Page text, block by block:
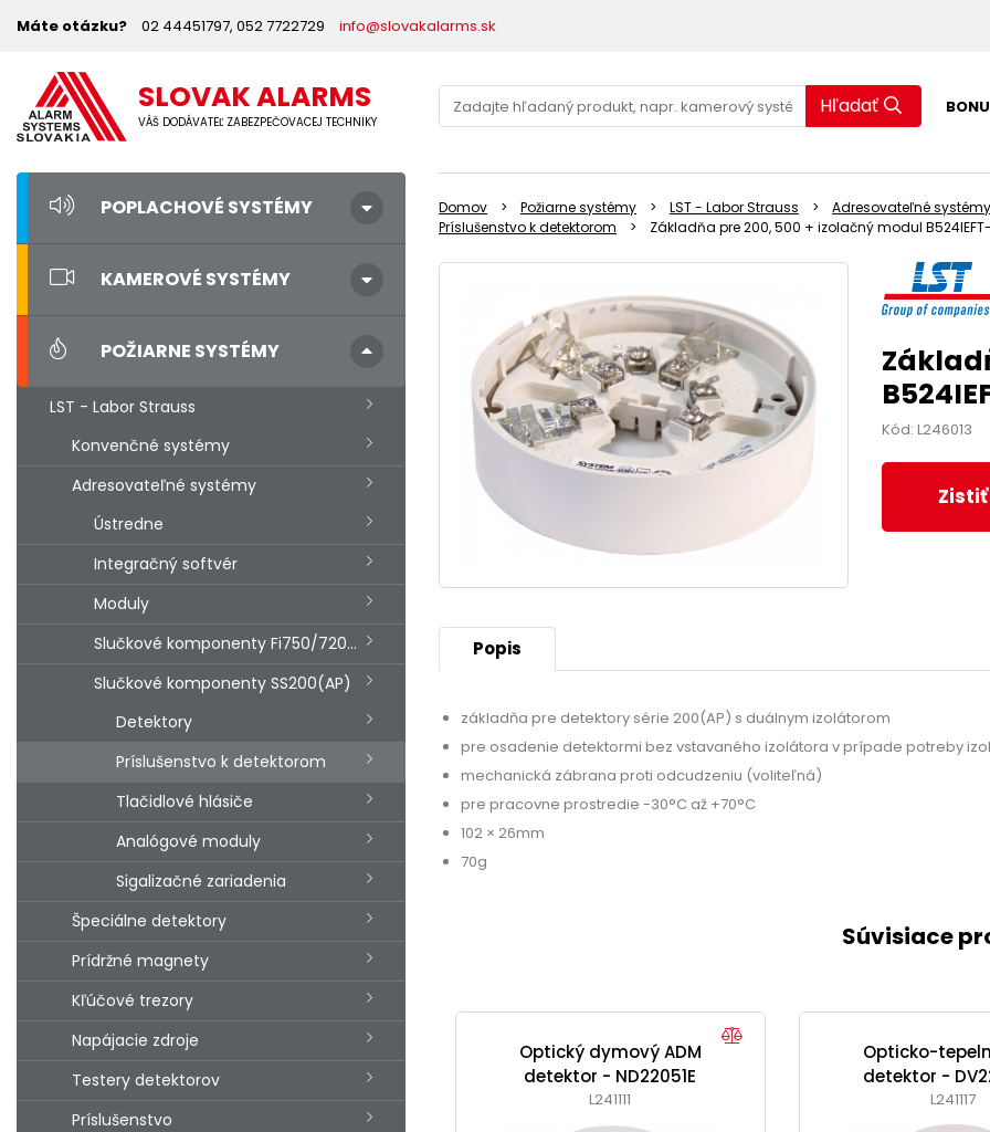
Máte otázku? 02 44451797, 052 7722729 info@slovakalarms.sk
SLOVAK ALARMS
VÁŠ DODÁVATEĽ ZABEZPEČOVACEJ TECHNIKY
Hľadať
POPLACHOVÉ SYSTÉMY
KAMEROVÉ SYSTÉMY
POŽIARNE SYSTÉMY
LST - Labor Strauss
Konvenčné systémy
Adresovateľné systémy
Ústredne
Integračný softvér
Moduly
Slučkové komponenty Fi750/720/700
Slučkové komponenty SS200(AP)
Detektory
Príslušenstvo k detektorom
Tlačidlové hlásiče
Analógové moduly
Sigalizačné zariadenia
Špeciálne detektory
Prídržné magnety
Kľúčové trezory
Napájacie zdroje
Testery detektorov
Príslušenstvo
Domov Požiarne systémy LST - Labor Strauss Adresovateľné systémy
Príslušenstvo k detektorom
Základňa pre 200, 500 + izolačný modul
Kód: L246013
Popis
základňa pre detektory série 200(AP) s duálnym izolátorom
pre osadenie detektormi bez vstavaného izolátora v prípade potreby
mechanická zábrana proti odcudzeniu (voliteľná)
pre pracovne prostredie -30°C až +70°C
102 × 26mm
70g
Súvisiace
Optický dymový ADM
detektor - ND22051E
L241111
Opticko-
detektor -
L241117